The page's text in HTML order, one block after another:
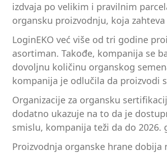
izdvaja po velikim i pravilnim
organsku proizvodnju, koja
LoginEKO već više od tri godine
asortiman. Takođe, kompanija se
dovoljnu količinu organskog
kompanija je odlučila da proizvodi
Organizacije za organsku
dodatno ukazuje na to da je
smislu, kompanija teži da do
Proizvodnja organske hrane